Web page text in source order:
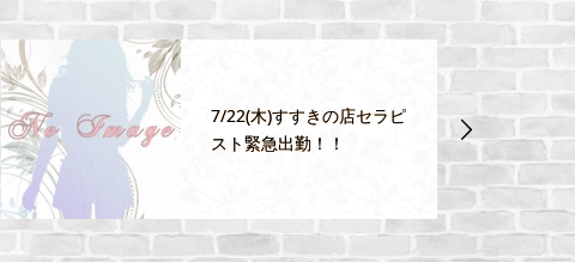
《さなちゃん》デビュ
ー！！